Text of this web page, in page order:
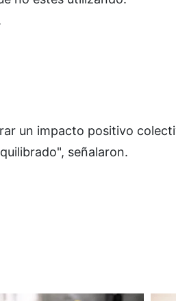
un impacto positivo
señalaron.